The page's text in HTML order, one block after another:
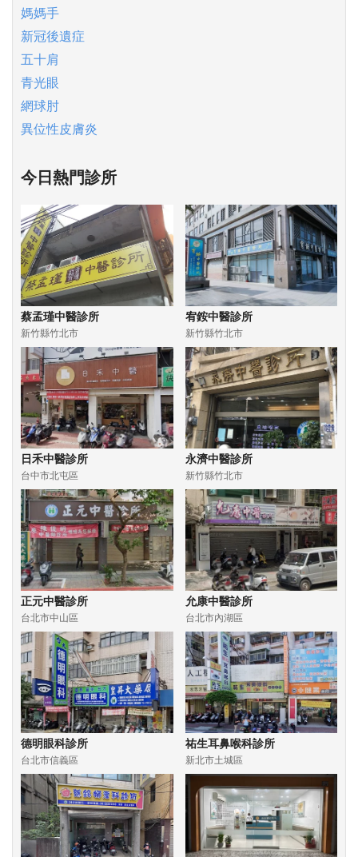
媽媽手
新冠後遺症
五十肩
青光眼
網球肘
異位性皮膚炎
今日熱門診所
蔡孟瑾中醫診所
新竹縣竹北市
宥銨中醫診所
新竹縣竹北市
日禾中醫診所
台中市北屯區
永濟中醫診所
新竹縣竹北市
正元中醫診所
台北市中山區
允康中醫診所
台北市內湖區
德明眼科診所
台北市信義區
祐生耳鼻喉科診所
新北市土城區